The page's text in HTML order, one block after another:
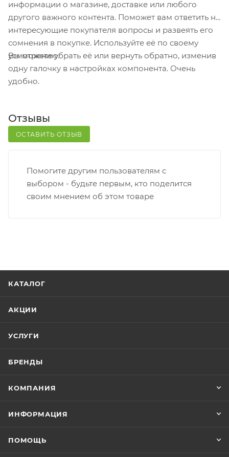
кассовой зоне и назовите номер.
Постамат. Когда заказ поступит на точку, на ваш
телефон или e-mail придет уникальный код.
Заказ нужно оплатить в терминале постамата.
Срок хранения — 3 дня.
Почтовая доставка через почту России. Когда
оценить состояние коробки: вес, целостность.
Вскрывать коробку самостоятельно вы можете
не должна превышать 100 000 р.
информации о магазине, доставке или любого
другого важного контента. Поможет вам ответить на
интересующие покупателя вопросы и развеять его
сомнения в покупке. Используйте её по своему
усмотрению.
Вы можете убрать её или вернуть обратно, изменив
одну галочку в настройках компонента. Очень
удобно.
Отзывы
ОСТАВИТЬ ОТЗЫВ
Помогите другим пользователям с
выбором - будьте первым, кто поделится
своим мнением об этом товаре
КАТАЛОГ
АКЦИИ
УСЛУГИ
БРЕНДЫ
КОМПАНИЯ
ИНФОРМАЦИЯ
ПОМОЩЬ